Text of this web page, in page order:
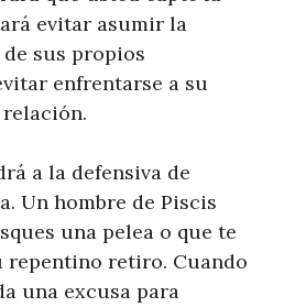
evitar asumir la
sus propios
enfrentarse a su
a la defensiva de
Un hombre de Piscis
una pelea o que te
repentino retiro. Cuando
una excusa para